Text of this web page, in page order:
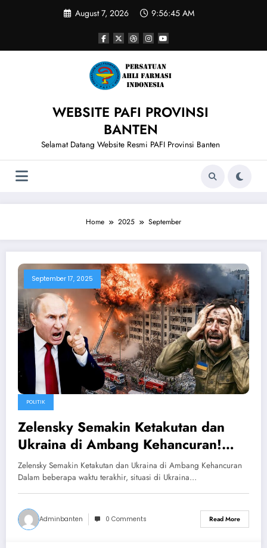
August 7, 2026 9:56:45 AM
WEBSITE PAFI PROVINSI
BANTEN
Selamat Datang Website Resmi PAFI Provinsi Banten
Home 2025 September
September 17, 2025
POLITIK
Zelensky Semakin Ketakutan dan
Ukraina di Ambang Kehancuran!
Rudal Rusia Semakin Bombardir
Ukraina
Zelensky Semakin Ketakutan dan Ukraina di Ambang Kehancuran
Dalam beberapa waktu terakhir, situasi di Ukraina…
Adminbanten 0 Comments Read More